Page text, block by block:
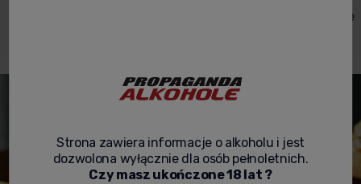
Zabezpieczenie
Strona zawiera informacje o alkoholu i jest
dozwolona wyłącznie dla osób pełnoletnich.
Czy masz ukończone 18 lat ?